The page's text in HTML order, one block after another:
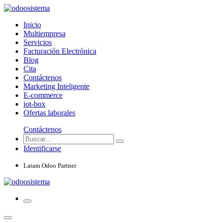
Inicio
Multiempresa
Servicios
Facturación Electrónica
Blog
Cita
Contáctenos
Marketing Inteligente
E-commerce
iot-box
Ofertas laborales
Contáctenos
Identificarse
Latam Odoo Partner